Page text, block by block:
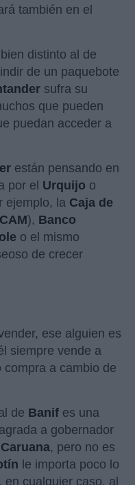
también en el
distinto al de
de un paquebote
sufra su
que pueden
puedan acceder a
están pensando en
por el Urquijo o
ejemplo, la Caja de
CAM), Banco
o el mismo
de crecer
ese alguien es
siempre vende a
a cambio de
de Banif es una
a gobernador
, pero no es
le importa poco lo
en cualquier caso, al